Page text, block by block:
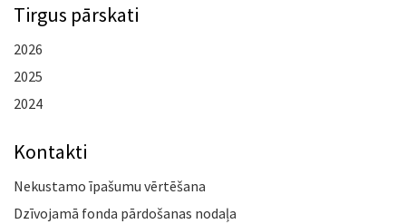
Tirgus pārskati
2026
2025
2024
Kontakti
Nekustamo īpašumu vērtēšana
Dzīvojamā fonda pārdošanas nodaļa